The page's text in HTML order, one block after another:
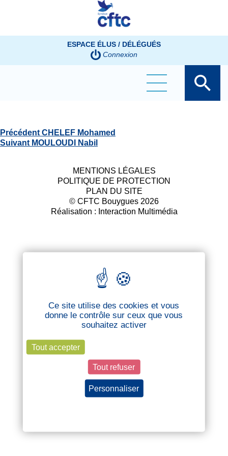
ESPACE ÉLUS / DÉLÉGUÉS
Connexion
Navigation
de
l’article
Précédent Article
précédent
CHELEF Mohamed
Suivant Article
MOULOUDI Nabil
MENTIONS LÉGALES
POLITIQUE DE PROTECTION
PLAN DU SITE
© CFTC Bouygues 2026
Réalisation : Interaction Multimédia
Panneau de gestion des cookies
Ce site utilise des cookies et vous
donne le contrôle sur ceux que vous
souhaitez activer
Tout accepter
Tout refuser
Personnaliser